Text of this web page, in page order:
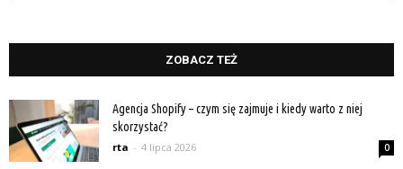
ZOBACZ TEŻ
Agencja Shopify – czym się zajmuje i kiedy warto z niej
skorzystać?
rta - 4 lipca 2026 0